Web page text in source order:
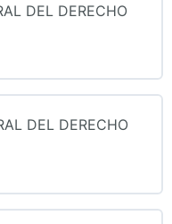
DERECHO
DEL DERECHO
DEL DERECHO